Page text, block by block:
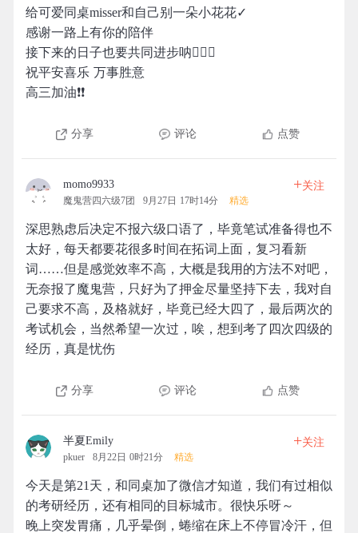
给可爱同桌misser和自己别一朵小花花✓
感谢一路上有你的陪伴
接下来的日子也要共同进步呐🙋🏻‍♀️
祝平安喜乐 万事胜意
高三加油❗️❗️
分享 评论 点赞
momo9933
魔鬼营四六级7团 9月27日 17时14分 精选
+关注
深思熟虑后决定不报六级口语了，毕竟笔试准备得也不
太好，每天都要花很多时间在拓词上面，复习看新
词……但是感觉效率不高，大概是我用的方法不对吧，
无奈报了魔鬼营，只好为了押金尽量坚持下去，我对自
己要求不高，及格就好，毕竟已经大四了，最后两次的
考试机会，当然希望一次过，唉，想到考了四次四级的
经历，真是忧伤
分享 评论 点赞
半夏Emily
pkuer 8月22日 0时21分 精选
+关注
今天是第21天，和同桌加了微信才知道，我们有过相似
的考研经历，还有相同的目标城市。很快乐呀～
晚上突发胃痛，几乎晕倒，蜷缩在床上不停冒冷汗，但